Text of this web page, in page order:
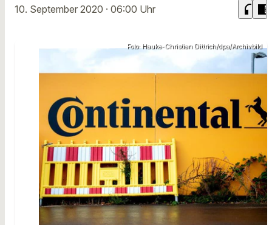
10. September 2020 · 06:00 Uhr headphones chrome_reader_mode
Foto: Hauke-Christian Dittrich/dpa/Archivbild